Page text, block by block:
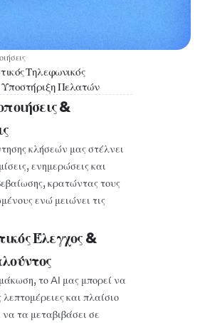
Τηλεφωνικός
Πελατών
&
κλήσεών μας στέλνει
ενημερώσεις και
κρατώντας τους
ενώ μειώνει τις
Έλεγχος &
το AI μας μπορεί να
και πλαίσιο
τα μεταβιβάσει σε